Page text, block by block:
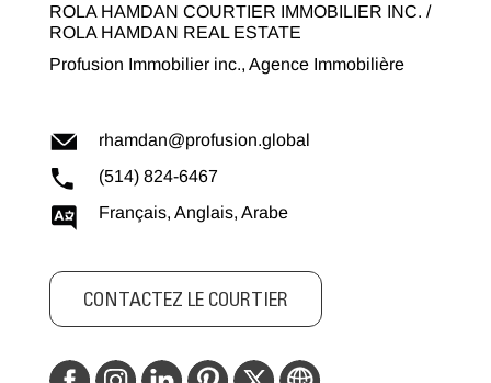
ROLA HAMDAN COURTIER IMMOBILIER INC. /
ROLA HAMDAN REAL ESTATE
Profusion Immobilier inc., Agence Immobilière
rhamdan@profusion.global
(514) 824-6467
Français, Anglais, Arabe
CONTACTEZ LE COURTIER